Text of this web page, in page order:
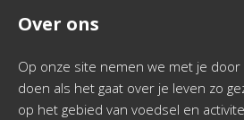
Over ons
Op onze site nemen we met je door
doen als het gaat over je leven zo
op het gebied van voedsel en